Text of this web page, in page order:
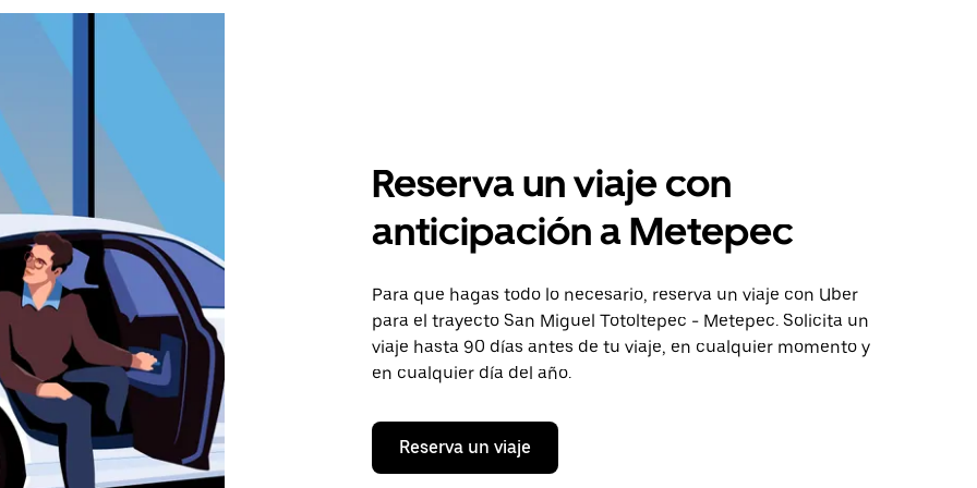
Reserva un viaje con
anticipación a Metepec
Para que hagas todo lo necesario, reserva un viaje con Uber
para el trayecto San Miguel Totoltepec - Metepec. Solicita un
viaje hasta 90 días antes de tu viaje, en cualquier momento y
en cualquier día del año.
Reserva un viaje